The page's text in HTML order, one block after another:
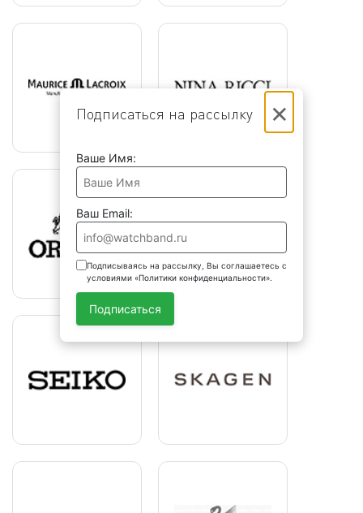
×
Подписаться на рассылку
Ваше Имя:
Ваш Email:
Подписываясь на рассылку, Вы соглашаетесь с
условиями «Политики конфиденциальности».
Подписаться